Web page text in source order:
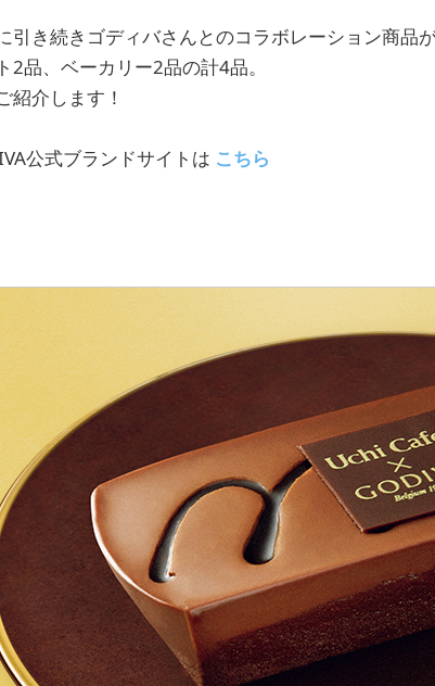
引き続きゴディバさんとのコラボレーション商品
2品、ベーカリー2品の計4品。​​​
紹介します！
公式ブランドサイトは こちら